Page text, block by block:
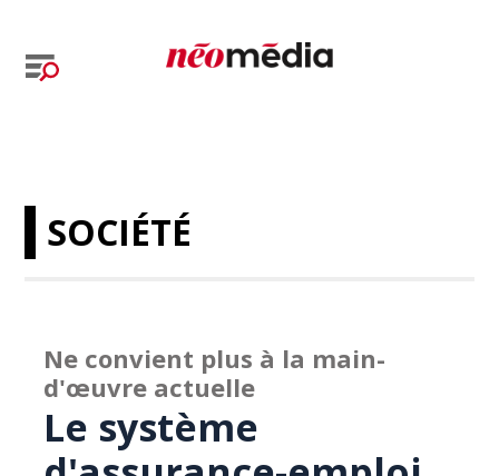
SOCIÉTÉ
Ne convient plus à la main-
d'œuvre actuelle
Le système